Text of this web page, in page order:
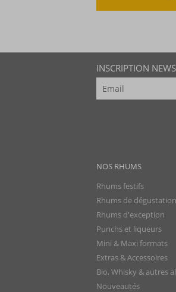
INSCRIPTION
NOS RHUMS
Rhums festifs
Rhums de dégustation
Rhums d'exception
Punchs et liqueurs
Mini & Maxi formats
Extras & Accessoires
Bio, Whisky & autres
Nouveautés